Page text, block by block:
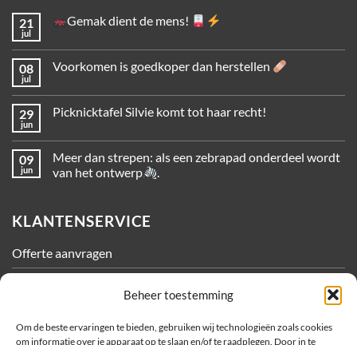
Beheer toestemming
Om de beste ervaringen te bieden, gebruiken wij technologieën zoals cookies
om informatie over je apparaat op te slaan en/of te raadplegen. Door in te
21
jul
Gemak dient de mens!
08
jul
Voorkomen is goedkoper dan herstellen
29
jun
Picknicktafel Silvie komt tot haar recht!
09
jun
Meer dan strepen: als een zebrapad onderdeel wordt
van het ontwerp
.
KLANTENSERVICE
Offerte aanvragen